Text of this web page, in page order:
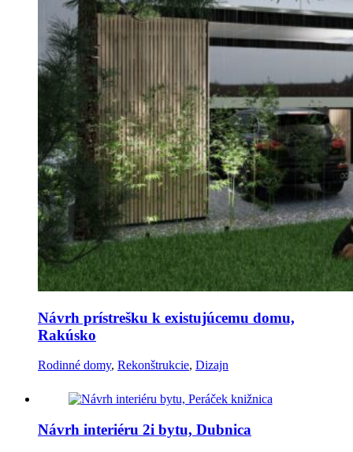
Návrh prístrešku k existujúcemu domu,
Rakúsko
Rodinné domy, Rekonštrukcie, Dizajn
Návrh interiéru 2i bytu, Dubnica